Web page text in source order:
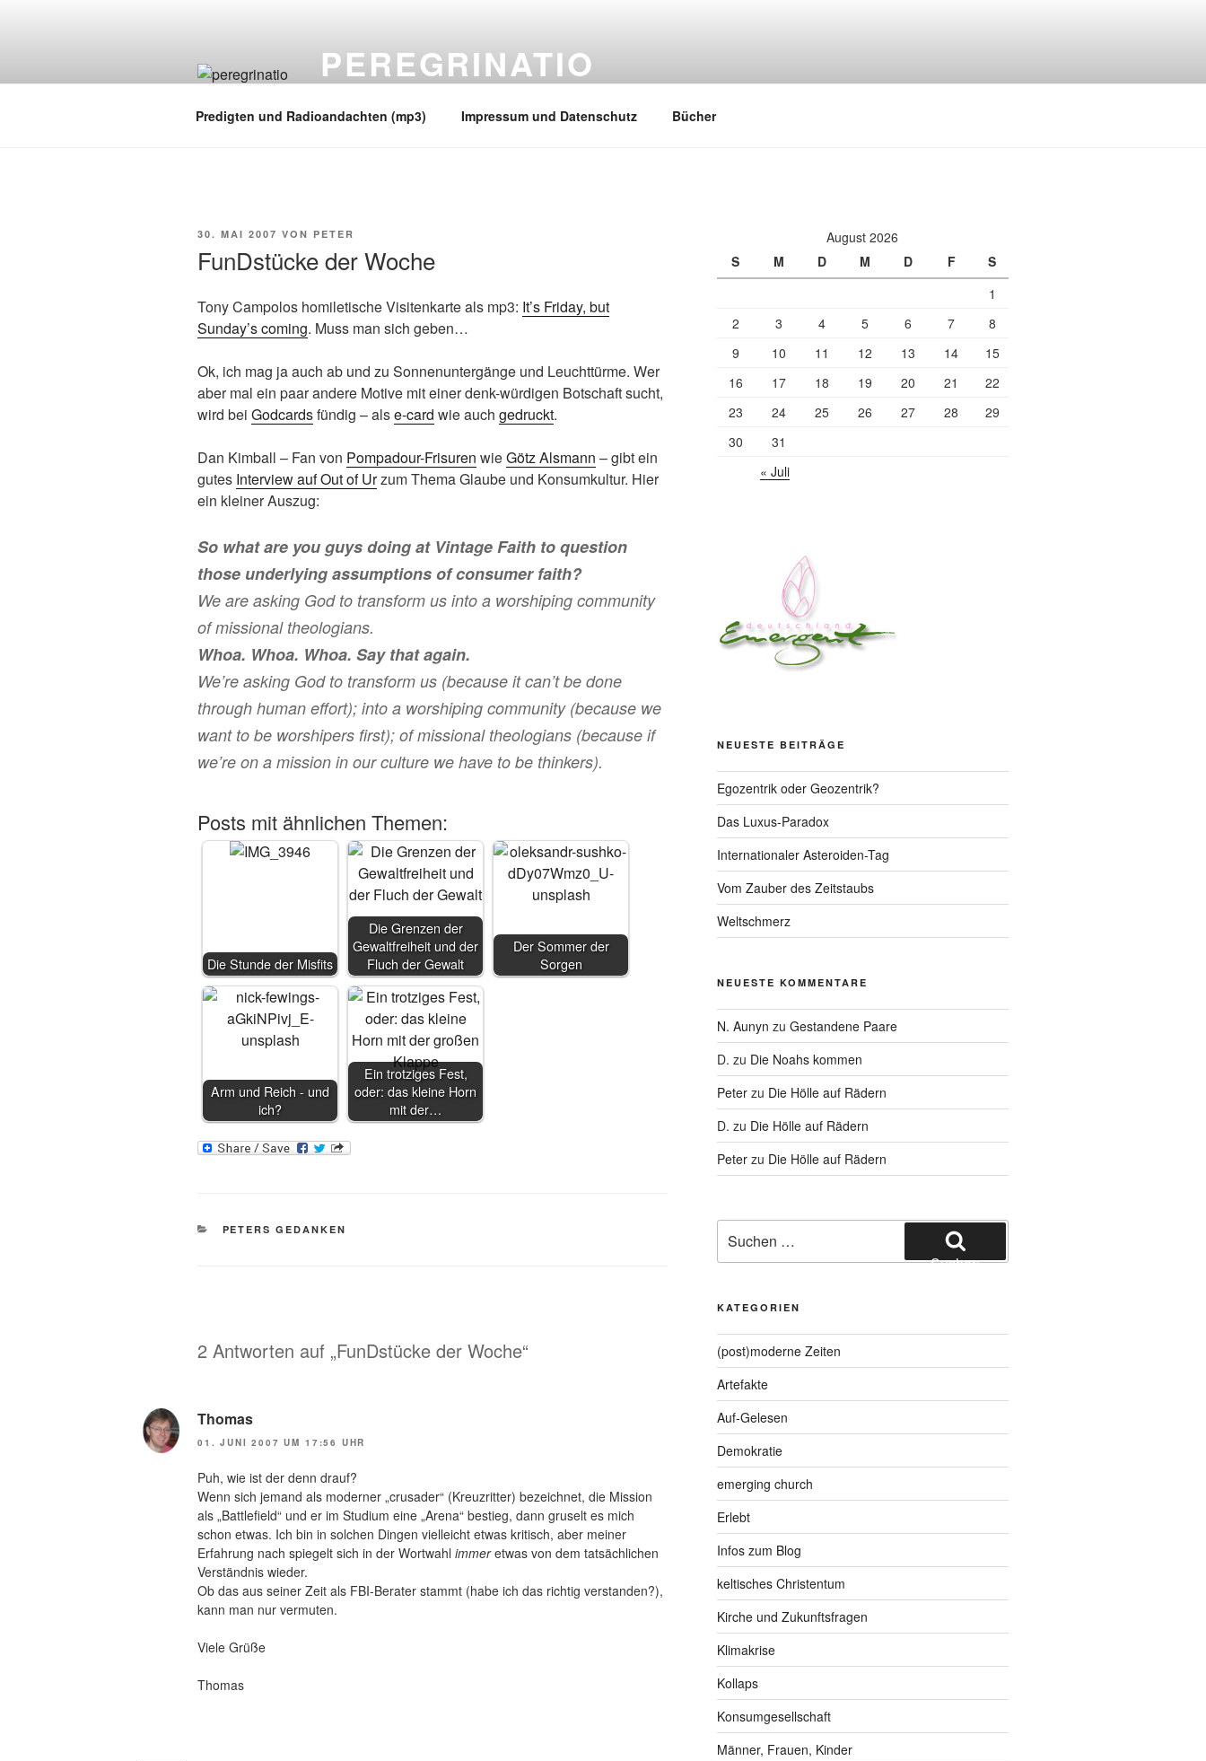
PEREGRINATIO
Predigten und Radioandachten (mp3) Impressum und Datenschutz Bücher
VERÖFFENTLICHT
30. MAI 2007 VON PETER
FunDstücke der Woche
Tony Campolos homiletische Visitenkarte als mp3: It’s Friday, but
Sunday’s coming. Muss man sich geben…
Ok, ich mag ja auch ab und zu Sonnenuntergänge und Leuchttürme. Wer
aber mal ein paar andere Motive mit einer denk-würdigen Botschaft sucht,
wird bei Godcardsfündig – alse-card wie auch gedruckt.
Dan Kimball – Fan von Pompadour-Frisuren wieGötz Alsmann – gibt ein
gutes Interview auf Out of Urzum Thema Glaube und Konsumkultur. Hier
ein kleiner Auszug:
So what are you guys doing at Vintage Faith to question
those underlying assumptions of consumer faith?
We are asking God to transform us into a worshiping community
of missional theologians.
Whoa. Whoa. Whoa. Say that again.
We’re asking God to transform us (because it can’t be done
through human effort); into a worshiping community (because we
want to be worshipers first); of missional theologians (because if
we’re on a mission in our culture we have to be thinkers).
Posts mit ähnlichen Themen:
Die Stunde der Misfits
Die Grenzen der
Gewaltfreiheit und der
Fluch der Gewalt
Der Sommer der
Sorgen
Arm und Reich - und
ich?
Ein trotziges Fest,
oder: das kleine Horn
mit der…
KATEGORIEN
PETERS GEDANKEN
2 Antworten auf „FunDstücke der Woche“
Thomas
01. JUNI 2007 UM 17:56 UHR
Puh, wie ist der denn drauf?
Wenn sich jemand als moderner „crusader“ (Kreuzritter) bezeichnet, die Mission
als „Battlefield“ und er im Studium eine „Arena“ bestieg, dann gruselt es mich
schon etwas. Ich bin in solchen Dingen vielleicht etwas kritisch, aber meiner
Erfahrung nach spiegelt sich in der Wortwahl immeretwas von dem tatsächlichen
Verständnis wieder.
Ob das aus seiner Zeit als FBI-Berater stammt (habe ich das richtig verstanden?),
kann man nur vermuten.
Viele Grüße
Thomas
August 2026
S
M D M D F
S
1
2
3 4 5 6 7
8
9
10 11 12 13 14
15
16
17 18 19 20 21
22
23
24 25 26 27 28
29
30
31
« Juli
NEUESTE BEITRÄGE
Egozentrik oder Geozentrik?
Das Luxus-Paradox
Internationaler Asteroiden-Tag
Vom Zauber des Zeitstaubs
Weltschmerz
NEUESTE KOMMENTARE
N. Aunyn zu Gestandene Paare
D. zu Die Noahs kommen
Peterzu Die Hölle auf Rädern
D. zu Die Hölle auf Rädern
Peterzu Die Hölle auf Rädern
nach:
Suchen
KATEGORIEN
(post)moderne Zeiten
Artefakte
Auf-Gelesen
Demokratie
emerging church
Erlebt
Infos zum Blog
keltisches Christentum
Kirche und Zukunftsfragen
Klimakrise
Kollaps
Konsumgesellschaft
Männer, Frauen, Kinder